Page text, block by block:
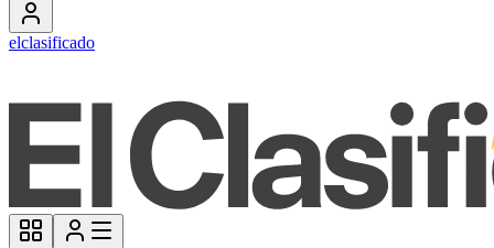
elclasificado